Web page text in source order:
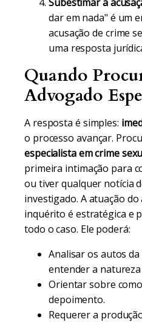
dar em nada" é um
acusação de crime
uma resposta
Quando
Advogado
A resposta é simples:
o processo avançar.
especialista em crime
primeira intimação para
ou tiver qualquer notícia
investigado. A atuação
inquérito é estratégica e
todo o caso. Ele poderá:
Analisar os autos
entender a natureza
Orientar sobre
depoimento.
Requerer a